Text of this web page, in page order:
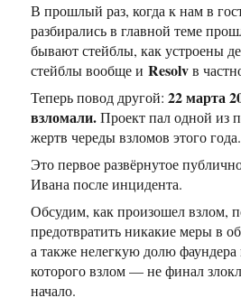
В прошлый раз, когда к нам в
разбирались в главной теме
бывают стейблы, как устроены
стейблы вообще иResolvв
Теперь повод другой:22 марта
взломали.Проект пал одной из
жертв череды взломов этого года.
Это первое развёрнутое
Ивана после инцидента.
Обсудим, как произошел взлом,
предотвратить никакие меры в
а также нелегкую долю фаундера
которого взлом — не финал
начало.